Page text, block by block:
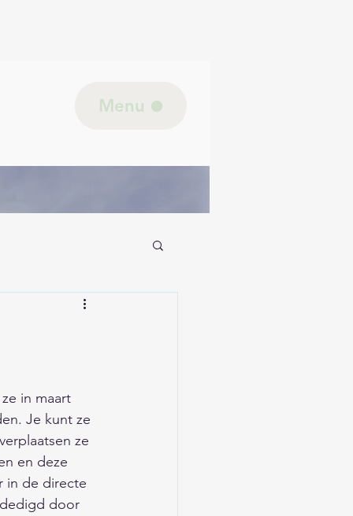
Menu
lichaam/Biologie
in maart
Je kunt ze
ze
en deze
in de directe
door